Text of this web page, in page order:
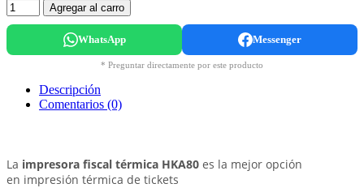
Agregar al carro
WhatsApp Messenger
* Preguntar directamente por este producto
Descripción
Comentarios (0)
La impresora fiscal térmica HKA80 es la mejor opción
en impresión térmica de tickets